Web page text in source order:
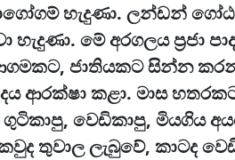
හැදුණා. ලන්ඩන්
හැදුණා. මේ අරගලය
ජාතියකට සින්න කරන්න
ආරක්ෂා කළා. මාස
ගුටිකාපු, වෙඩිකාපු, මියගිය
තුවාල ලැබුවේ, කාටද